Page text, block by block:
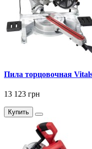
Пила торцовочная
13 123 грн
Купить